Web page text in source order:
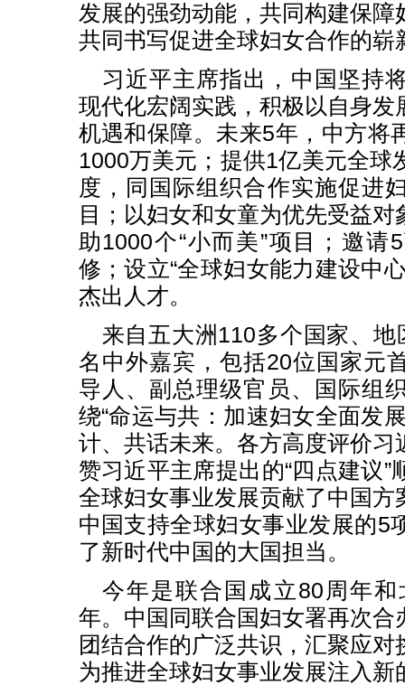
发展的强劲动能，共同构建保障
共同书写促进全球妇女合作的崭
习近平主席指出，中国坚持
现代化宏阔实践，积极以自身发
机遇和保障。未来5年，中方将
1000万美元；提供1亿美元全球
度，同国际组织合作实施促进
目；以妇女和女童为优先受益
助1000个“小而美”项目；邀
修；设立“全球妇女能力建设中
杰出人才。
来自五大洲110多个国家、
名中外嘉宾，包括20位国家元
导人、副总理级官员、国际组
绕“命运与共：加速妇女全面发
计、共话未来。各方高度评价习
赞习近平主席提出的“四点建议
全球妇女事业发展贡献了中国方
中国支持全球妇女事业发展的5
了新时代中国的大国担当。
今年是联合国成立80周年
年。中国同联合国妇女署再次合
团结合作的广泛共识，汇聚应
为推进全球妇女事业发展注入